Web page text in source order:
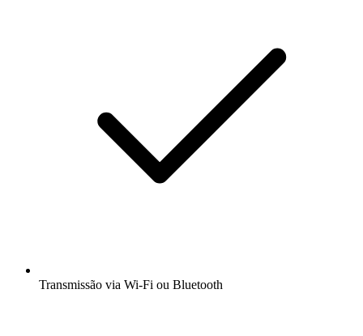
Transmissão via Wi-Fi ou Bluetooth